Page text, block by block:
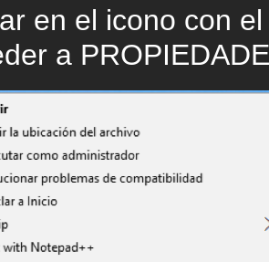
en el icono con
a